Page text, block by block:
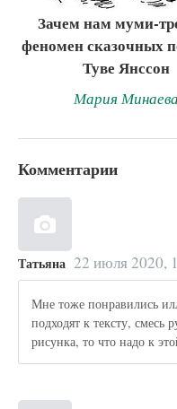
Зачем нам муми-
феномен сказочных
Туве Янссон
Мария Минаева
Комментарии
Татьяна 22 июля 2020,
Мне тоже понравились
подходят к тексту, смесь
рисунка, то что надо к